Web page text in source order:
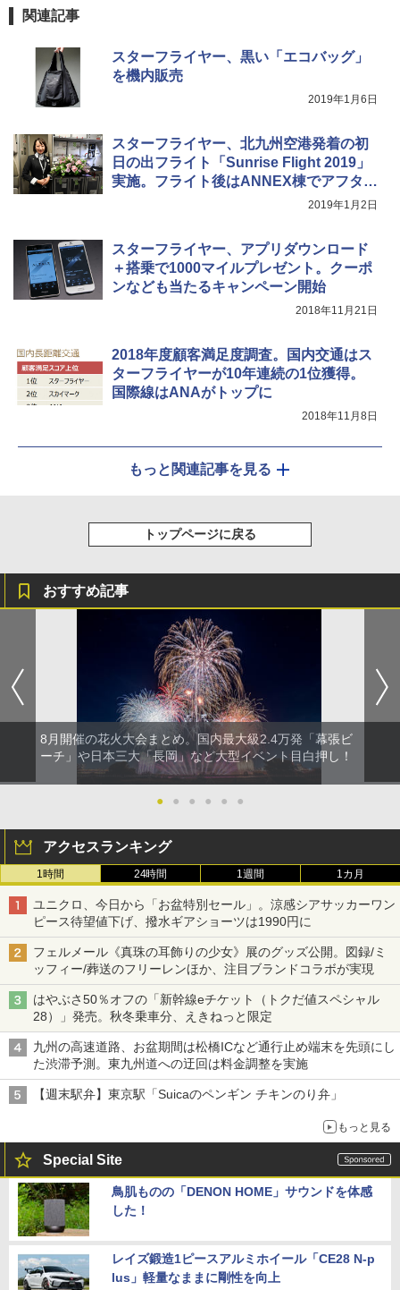
イド ブラックコーティング フルクローズ メ
ッシュ 4人用 簡単設置 ポップアップテント P
関の購入実績 登山・キャンプ・アウトドア・
防災用品 長期保存可能 緊急時用 日本国内発
関連記事
スターフライヤー、黒い「エコバッグ」
を機内販売
2019年1月6日
スターフライヤー、北九州空港発着の初
日の出フライト「Sunrise Flight 2019」
実施。フライト後はANNEX棟でアフター
2019年1月2日
スターフライヤー、アプリダウンロード
＋搭乗で1000マイルプレゼント。クーポ
ンなども当たるキャンペーン開始
2018年11月21日
2018年度顧客満足度調査。国内交通はス
ターフライヤーが10年連続の1位獲得。
国際線はANAがトップに
2018年11月8日
もっと関連記事を見る
トップページに戻る
おすすめ記事
8月開催の花火大会まとめ。国内最大級2.4万発「幕張ビ
ーチ」や日本三大「長岡」など大型イベント目白押し！
● ● ● ● ● ●
アクセスランキング
1時間 24時間 1週間 1カ月
ユニクロ、今日から「お盆特別セール」。涼感シアサッカーワン
ピース待望値下げ、撥水ギアショーツは1990円に
フェルメール《真珠の耳飾りの少女》展のグッズ公開。図録/ミ
ッフィー/葬送のフリーレンほか、注目ブランドコラボが実現
はやぶさ50％オフの「新幹線eチケット（トクだ値スペシャル
28）」発売。秋冬乗車分、えきねっと限定
九州の高速道路、お盆期間は松橋ICなど通行止め端末を先頭にし
た渋滞予測。東九州道への迂回は料金調整を実施
【週末駅弁】東京駅「Suicaのペンギン チキンのり弁」
もっと見る
Special Site
鳥肌ものの「DENON HOME」サウンドを体感
した！
レイズ鍛造1ピースアルミホイール「CE28 N-p
lus」軽量なままに剛性を向上